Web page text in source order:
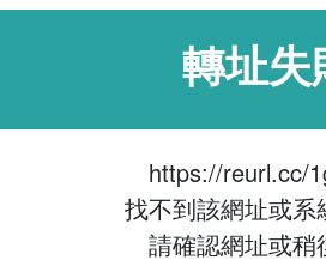
轉址失
https://reurl.cc/
找不到該網址或系
請確認網址或稍